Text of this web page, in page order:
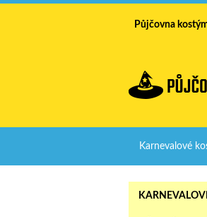
Půjčovna
Karnevalové